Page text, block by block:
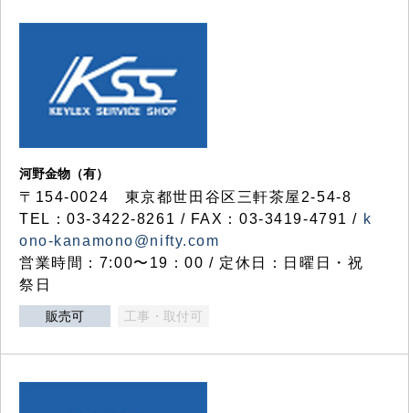
河野金物（有）
〒154-0024 東京都世田谷区三軒茶屋2-54-8
TEL：03-3422-8261 / FAX：03-3419-4791 / k
ono-kanamono@nifty.com
営業時間：7:00〜19：00 / 定休日：日曜日・祝
祭日
販売可 工事・取付可